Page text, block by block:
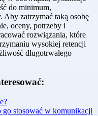
do minimum,
Aby zatrzymać taką osobę
oceny, potrzeby i
rozwiązania, które
wysokiej retencji
długotrwałego
go stosować w komunikacji